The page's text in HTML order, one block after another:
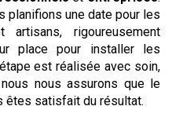
planifions une date pour les
rigoureusement
place pour installer les
est réalisée avec soin,
nous assurons que le
êtes satisfait du résultat.